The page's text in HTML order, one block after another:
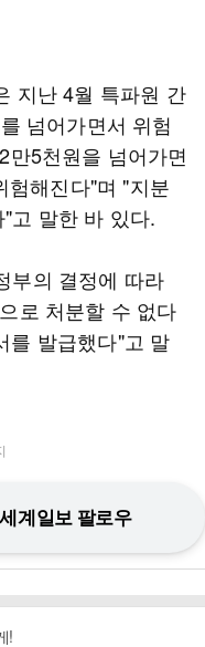
지난 4월 특파원 간
넘어가면서 위험
만5천원을 넘어가면
험해진다"며 "지분
고 말한 바 있다.
부의 결정에 따라
로 처분할 수 없다
를 발급했다"고 말
계일보 팔로우
!